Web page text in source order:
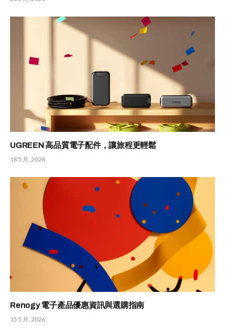
UGREEN 高品質電子配件，讓旅程更輕鬆
18 5 月, 2026
Renogy 電子產品優惠資訊與選購指南
15 5 月, 2026